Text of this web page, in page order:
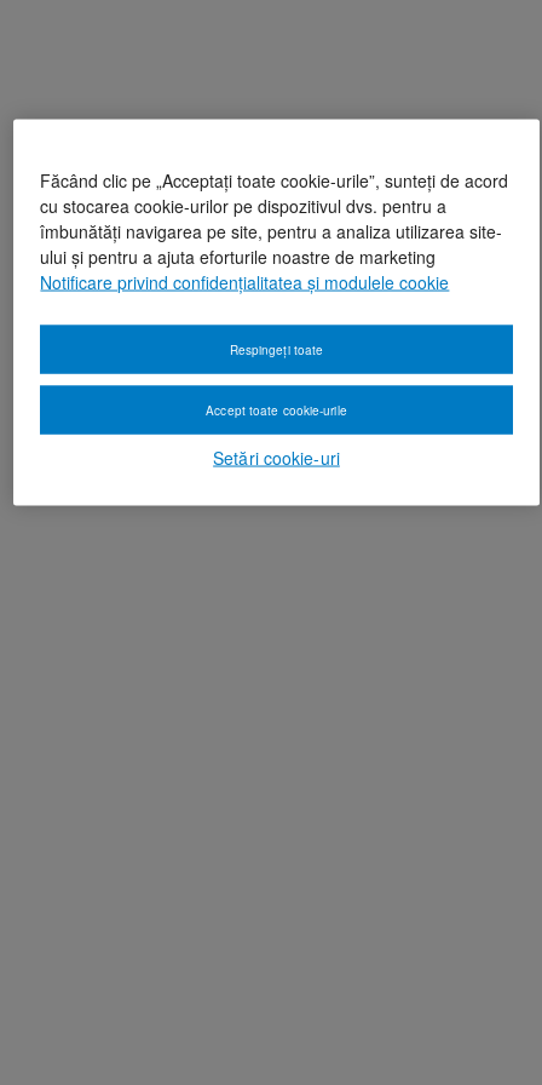
Făcând clic pe „Acceptați toate cookie-urile”, sunteți de acord
cu stocarea cookie-urilor pe dispozitivul dvs. pentru a
îmbunătăți navigarea pe site, pentru a analiza utilizarea site-
ului și pentru a ajuta eforturile noastre de marketing
Notificare privind confidențialitatea și modulele cookie
Setări cookie-uri
Respingeți toate
Accept toate cookie-urile